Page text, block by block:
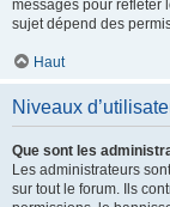
messages pour refléter
sujet dépend des
Haut
Niveaux
Que sont les
Les administrateurs
sur tout le forum. Ils